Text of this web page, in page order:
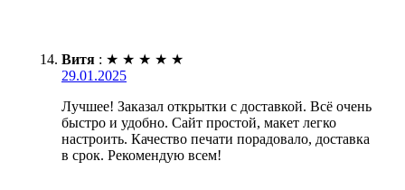
Витя : ★ ★ ★ ★ ★
29.01.2025
Лучшее! Заказал открытки с доставкой. Всё очень
быстро и удобно. Сайт простой, макет легко
настроить. Качество печати порадовало, доставка
в срок. Рекомендую всем!